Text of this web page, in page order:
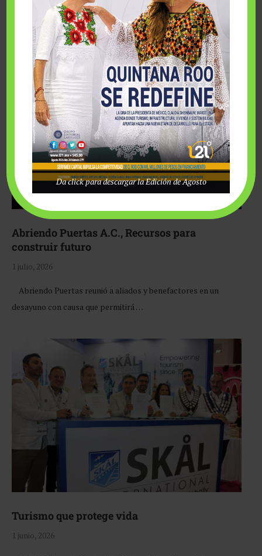
Fairmont Mayakoba y Make-A-Wish México unieron
esfuerzos para hacer realidad el deseo de una …
Abriendo Puertas A.C., Recursos para
construir futuro
1 julio, 2026
Abriendo Puertas reunió a aliados y benefactores en un
desayuno con causa que permitirá …
Turismo que protege vida
1 junio, 2026
Da click para descargar la Edición de Agosto